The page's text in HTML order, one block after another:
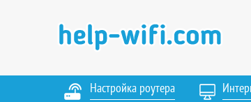
Настройка роутера